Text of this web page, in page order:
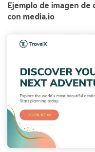
Ejemplo de imagen
con media.io